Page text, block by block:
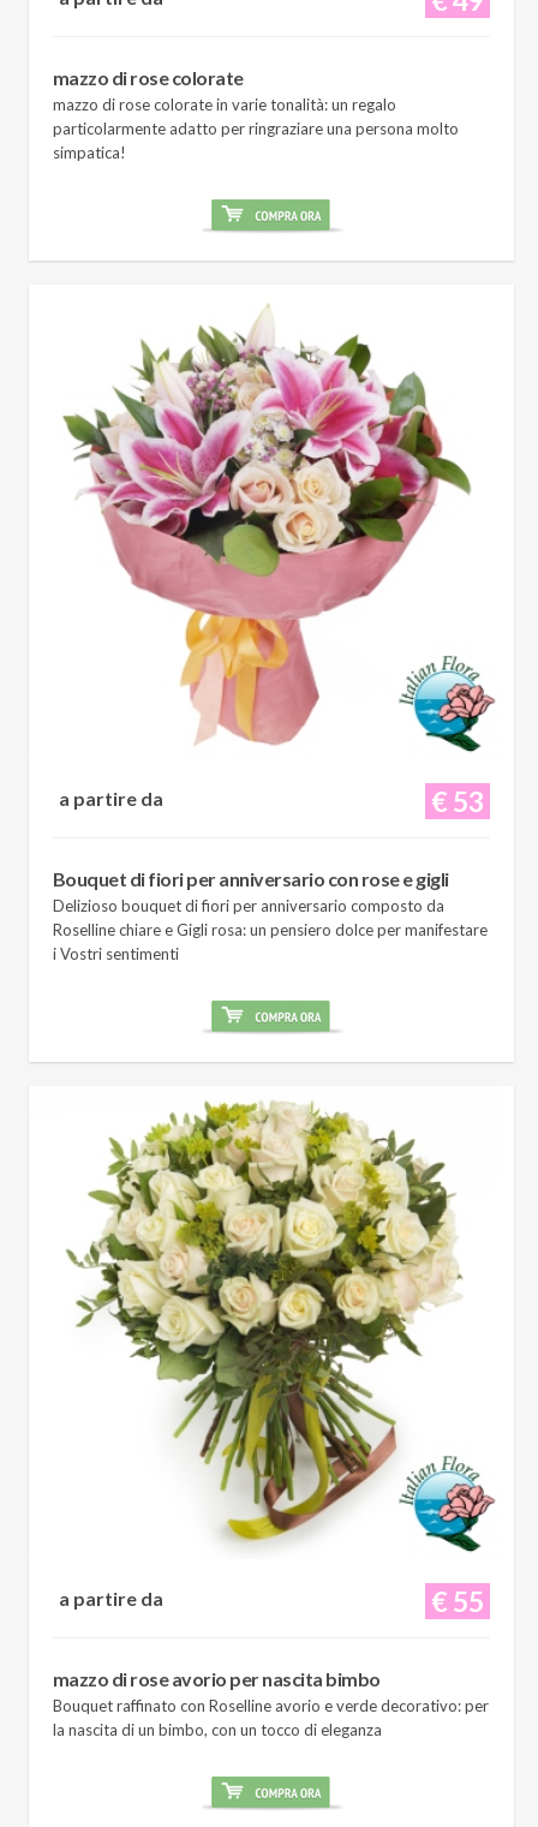
mazzo di rose colorate
mazzo di rose colorate in varie tonalità: un regalo
particolarmente adatto per ringraziare una persona molto
simpatica!
€ 53
a partire da
Bouquet di fiori per anniversario con rose e gigli
Delizioso bouquet di fiori per anniversario composto da
Roselline chiare e Gigli rosa: un pensiero dolce per manifestare
i Vostri sentimenti
€ 55
a partire da
mazzo di rose avorio per nascita bimbo
Bouquet raffinato con Roselline avorio e verde decorativo: per
la nascita di un bimbo, con un tocco di eleganza